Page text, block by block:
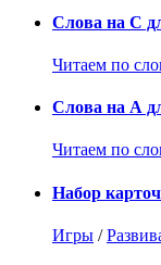
Слова на С
Читаем по
Слова на А
Читаем по
Набор
Игры /